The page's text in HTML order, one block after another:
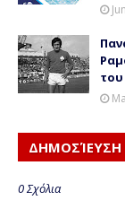
ΔΗΜΟΣΊΕΥΣΗ
0 Σχόλια